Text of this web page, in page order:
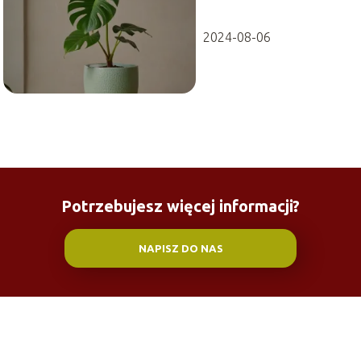
2024-08-06
Potrzebujesz więcej informacji?
NAPISZ DO NAS